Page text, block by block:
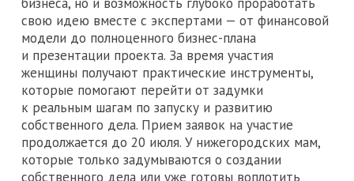
свою идею вместе с экспертами — от финансовой
модели до полноценного бизнес-плана
и презентации проекта. За время участия
женщины получают практические инструменты,
которые помогают перейти от задумки
к реальным шагам по запуску и развитию
собственного дела. Прием заявок на участие
продолжается до 20 июля. У нижегородских мам,
которые только задумываются о создании
собственного дела или уже готовы воплотить